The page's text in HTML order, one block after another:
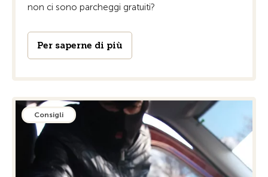
non ci sono parcheggi gratuiti?
Per saperne di più
Consigli